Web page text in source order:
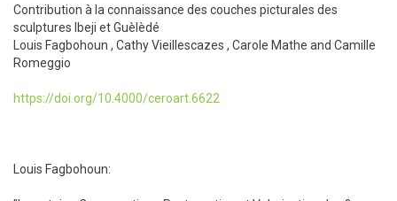
Contribution à la connaissance des couches picturales des
sculptures Ibeji et Guèlèdé
Louis Fagbohoun , Cathy Vieillescazes , Carole Mathe and Camille
Romeggio
https://doi.org/10.4000/ceroart.6622
Louis Fagbohoun: